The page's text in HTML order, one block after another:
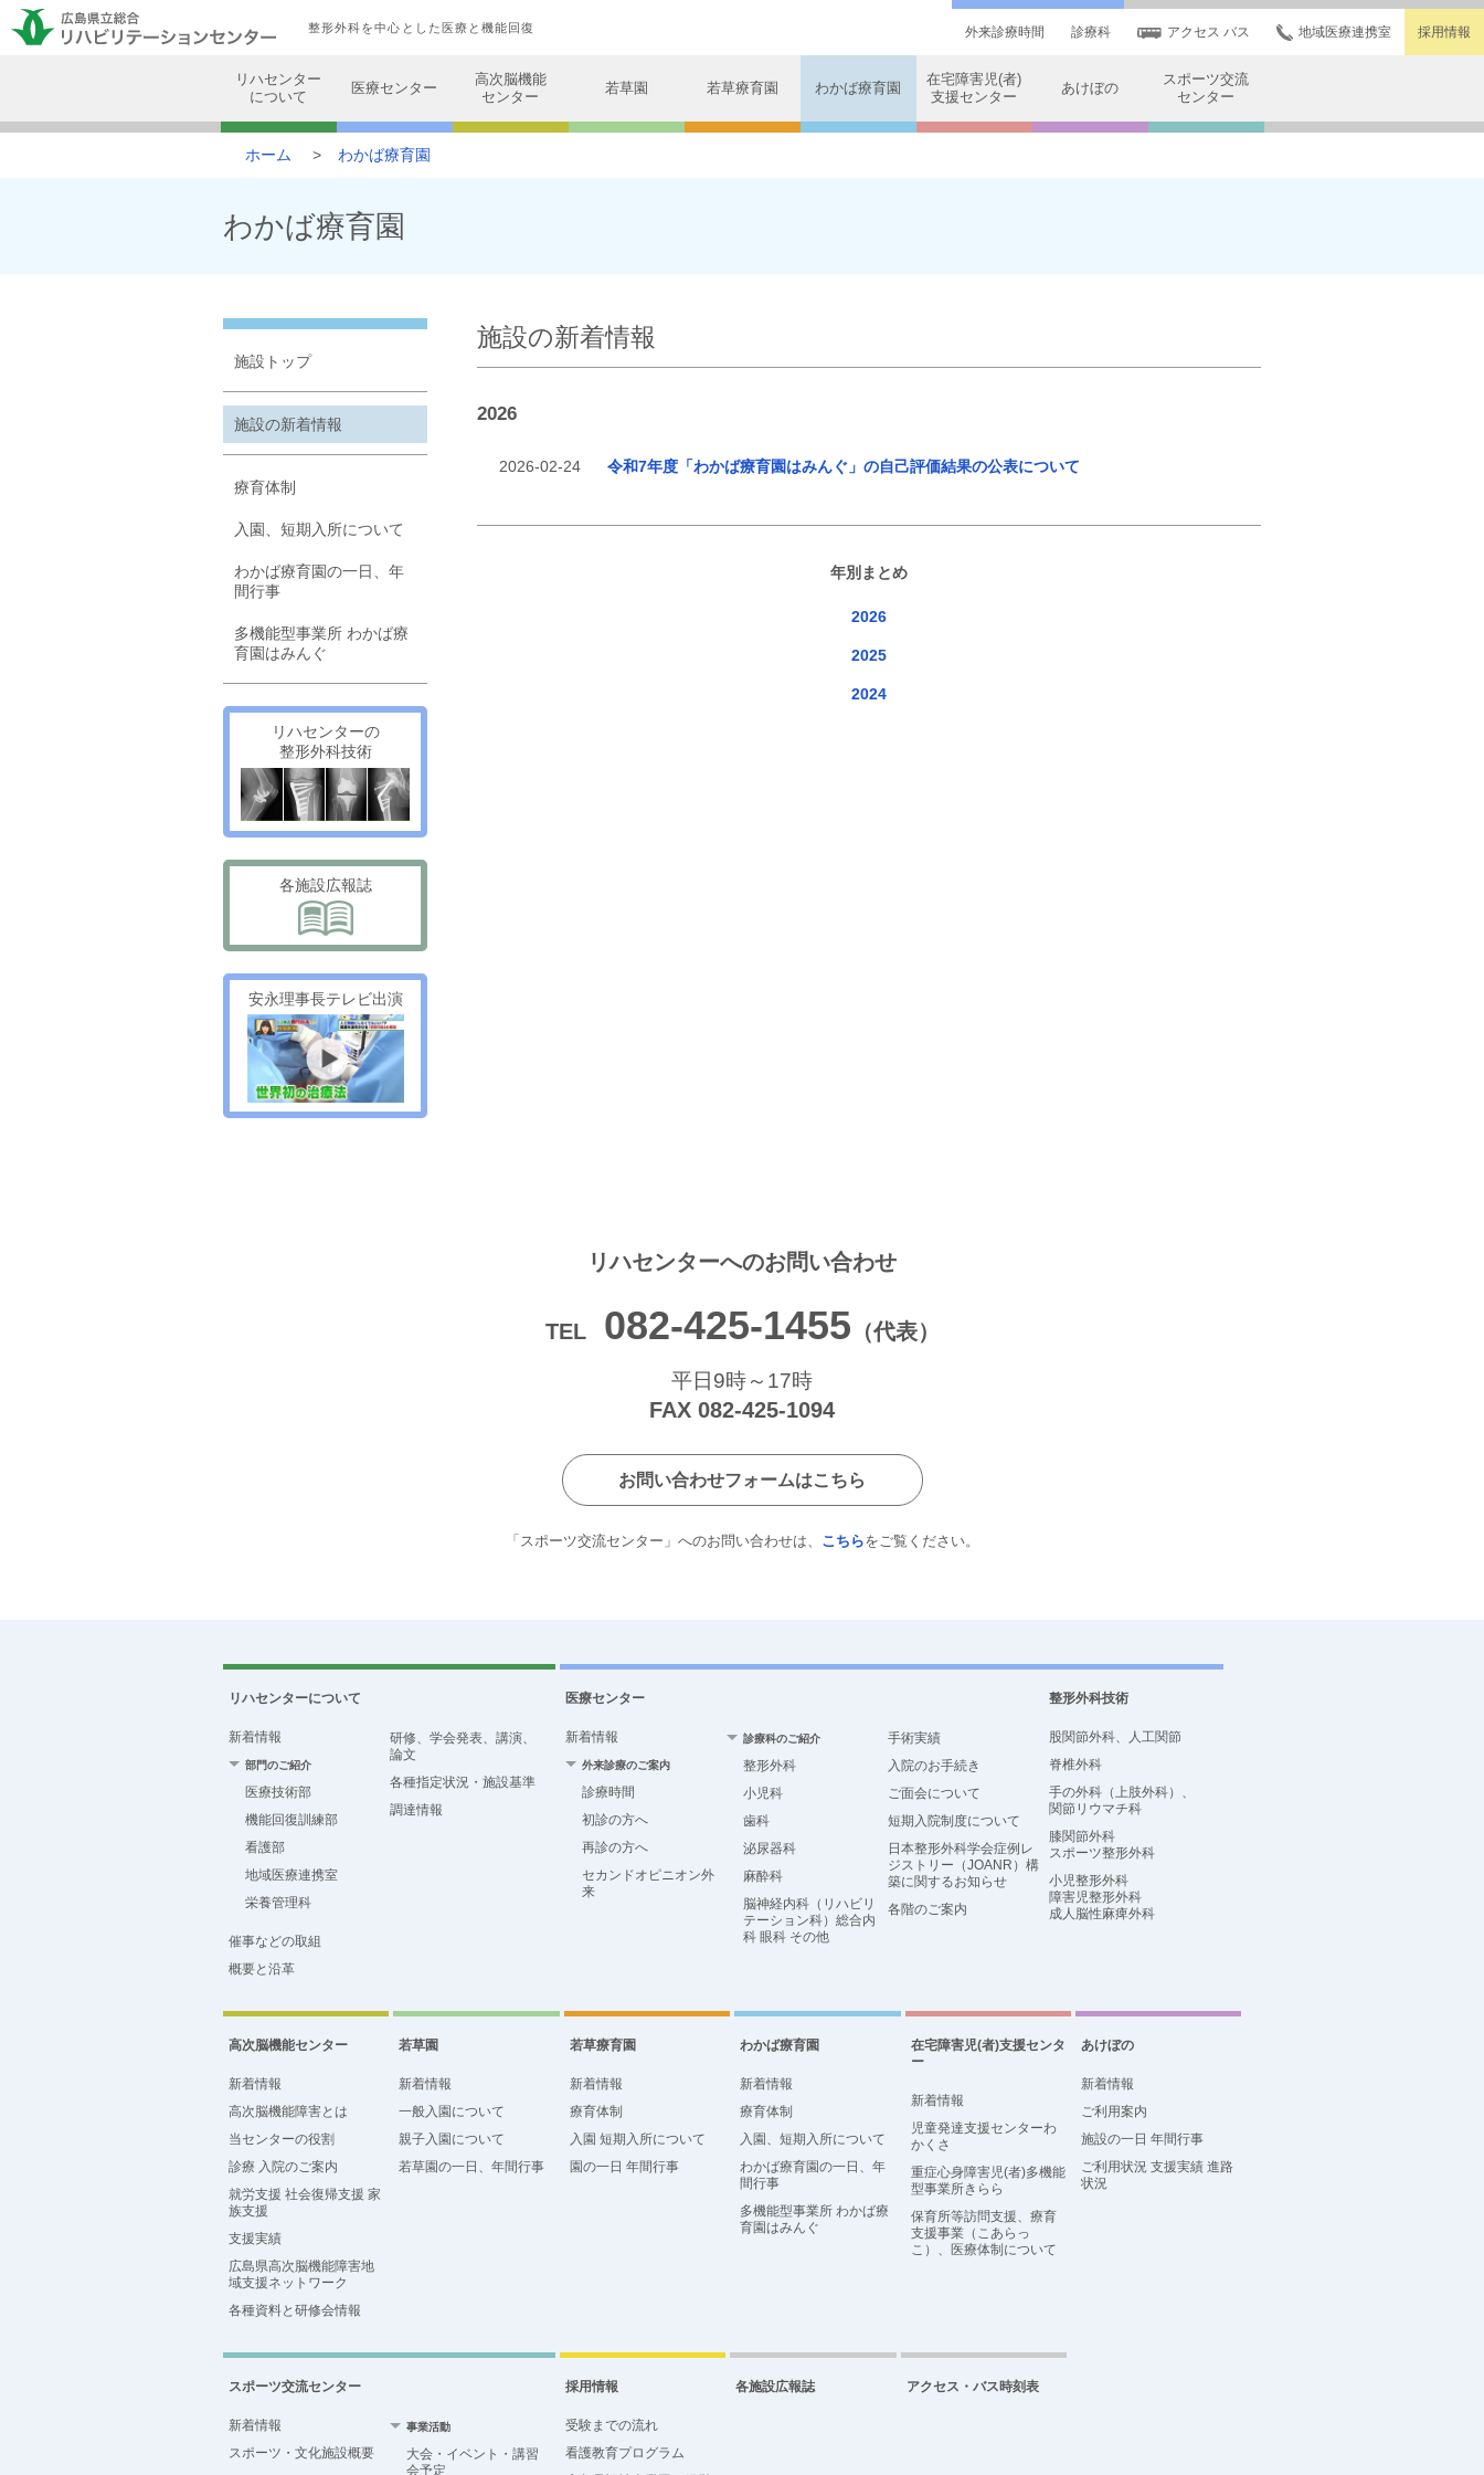
整形外科を中心とした医療と機能回復 外来診療時間 診療科 アクセス バス 地域医療連携室 採用情報
リハセンター
について
医療センター
高次脳機能
センター
若草園 若草療育園 わかば療育園
在宅障害児(者)
支援センター
あけぼの
スポーツ交流
センター
ホーム わかば療育園
わかば療育園
施設の新着情報
2026
2026-02-24 令和7年度「わかば療育園はみんぐ」の自己評価結果の公表について
年別まとめ
2026
2025
2024
施設トップ
施設の新着情報
療育体制
入園、短期入所について
わかば療育園の一日、年
間行事
多機能型事業所 わかば療
育園はみんぐ
リハセンターの
整形外科技術
各施設広報誌
安永理事長テレビ出演
リハセンターへのお問い合わせ
TEL 082-425-1455 （代表）
平日9時～17時
FAX 082-425-1094
お問い合わせフォームはこちら
「スポーツ交流センター」へのお問い合わせは、 こちらをご覧ください。
リハセンターについて
新着情報
部門のご紹介
医療技術部
機能回復訓練部
看護部
地域医療連携室
栄養管理科
催事などの取組
概要と沿革
研修、学会発表、講演、
論文
各種指定状況・施設基準
調達情報
医療センター
新着情報
外来診療のご案内
診療時間
初診の方へ
再診の方へ
セカンドオピニオン外
来
診療科のご紹介
整形外科
小児科
歯科
泌尿器科
麻酔科
脳神経内科（リハビリ
テーション科）総合内
科 眼科 その他
手術実績
入院のお手続き
ご面会について
短期入院制度について
日本整形外科学会症例レ
ジストリー（JOANR）構
築に関するお知らせ
各階のご案内
整形外科技術
股関節外科、人工関節
脊椎外科
手の外科（上肢外科）、
関節リウマチ科
膝関節外科
スポーツ整形外科
小児整形外科
障害児整形外科
成人脳性麻痺外科
高次脳機能センター
新着情報
高次脳機能障害とは
当センターの役割
診療 入院のご案内
就労支援 社会復帰支援 家
族支援
支援実績
広島県高次脳機能障害地
域支援ネットワーク
各種資料と研修会情報
若草園
新着情報
一般入園について
親子入園について
若草園の一日、年間行事
若草療育園
新着情報
療育体制
入園 短期入所について
園の一日 年間行事
わかば療育園
新着情報
療育体制
入園、短期入所について
わかば療育園の一日、年
間行事
多機能型事業所 わかば療
育園はみんぐ
在宅障害児(者)支援センタ
ー
新着情報
児童発達支援センターわ
かくさ
重症心身障害児(者)多機能
型事業所きらら
保育所等訪問支援、療育
支援事業（こあらっ
こ）、医療体制について
あけぼの
新着情報
ご利用案内
施設の一日 年間行事
ご利用状況 支援実績 進路
状況
スポーツ交流センター
新着情報
スポーツ・文化施設概要
事業活動
大会・イベント・講習
会予定
採用情報
受験までの流れ
看護教育プログラム
各施設広報誌 アクセス・バス時刻表